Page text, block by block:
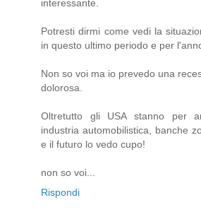
interessante.
Potresti dirmi come vedi la
in questo ultimo periodo e per
Non so voi ma io prevedo una
dolorosa.
Oltretutto gli USA stanno per
industria automobilistica, banche
e il futuro lo vedo cupo!
non so voi...
Rispondi